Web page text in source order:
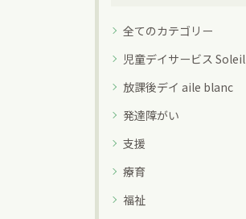
全てのカテゴリー
児童デイサービス Soleil
放課後デイ aile blanc
発達障がい
支援
療育
福祉